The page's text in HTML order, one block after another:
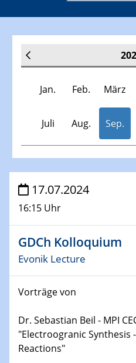
Jan. Feb. März
Juli Aug. Sep.
Veranstaltungen
30.11.-0001 - 06.02.2025
SFB/TRR 247 Seminar
09.01.2024
15.01.2024
Technische Chemie –
Chemie für die
17.07.2024
16:15 Uhr
GDCh Kolloquium
Evonik Lecture
Vorträge von
Dr. Sebastian Beil - MPI
"Electroogranic Synthesis
Reactions"